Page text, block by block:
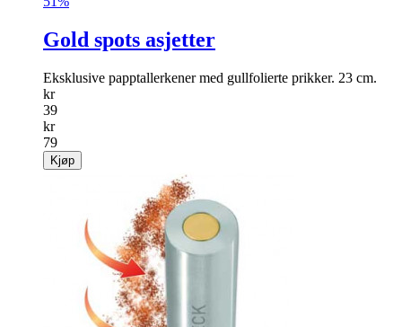
Gold spots asjetter
Eksklusive papptallerkener med gullfolierte prikker. 23 cm.
kr
39
kr
79
Kjøp